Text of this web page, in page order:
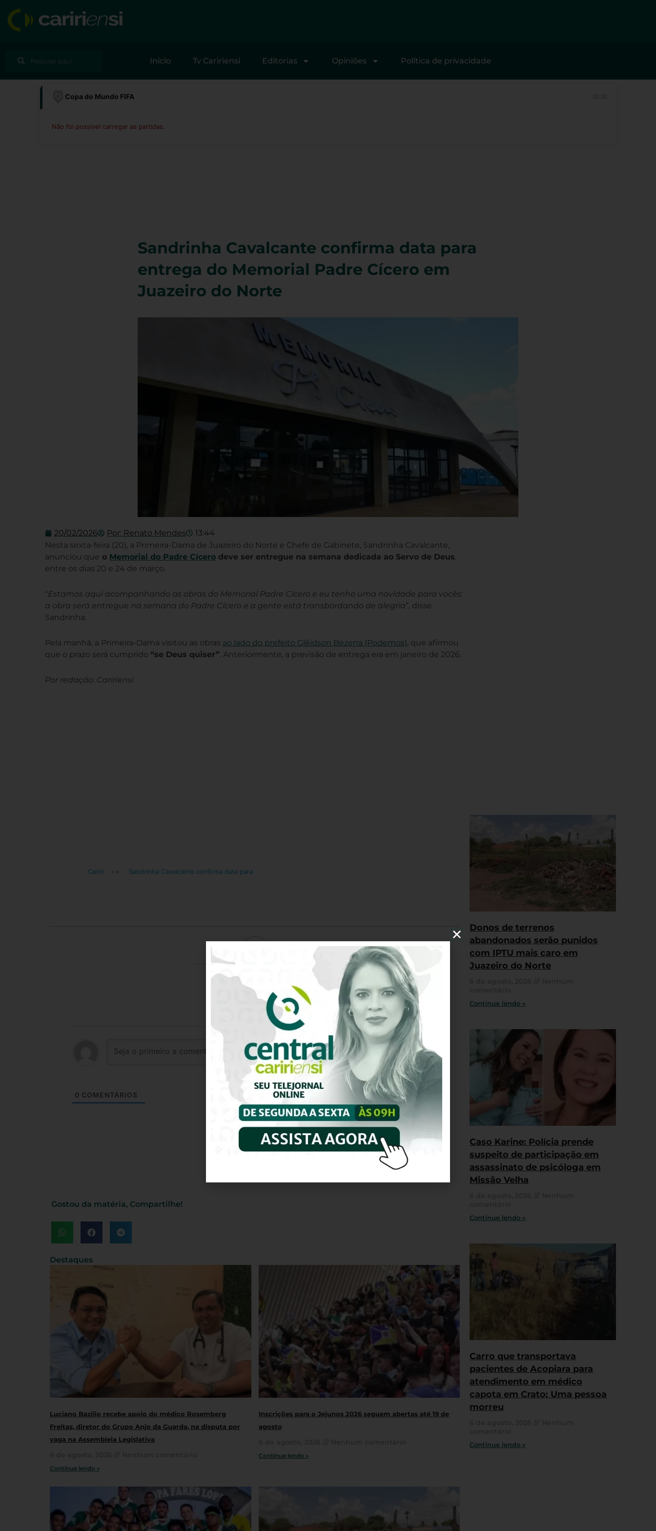
para
Pesquisar
Início Tv Caririensi Editorias Opiniões Política de privacidade
Copa do Mundo FIFA
Não foi possível carregar as partidas.
Sandrinha Cavalcante confirma data para
entrega do Memorial Padre Cícero em
Juazeiro do Norte
20/02/2026 Por: Renato Mendes
13:44
Nesta sexta-feira (20), a Primeira-Dama de Juazeiro do Norte e Chefe de Gabinete, Sandrinha Cavalcante,
anunciou que o Memorial do Padre Cícero deve ser entregue na semana dedicada ao Servo de Deus,
entre os dias 20 e 24 de março.
“Estamos aqui acompanhando as obras do Memorial Padre Cícero e eu tenho uma novidade para vocês:
a obra será entregue na semana do Padre Cícero e a gente está transbordando de alegria”, disse
Sandrinha.
Pela manhã, a Primeira-Dama visitou as obras ao lado do prefeito Glêidson Bezerra (Podemos), que afirmou
que o prazo será cumprido “se Deus quiser”. Anteriormente, a previsão de entrega era em janeiro de 2026.
Por redação: Caririensi
Cariri >> Sandrinha Cavalcante confirma data para
0 COMENTÁRIOS
Gostou da matéria, Compartilhe!
Destaques
Luciano Bazilio recebe apoio do médico Rosemberg
Freitas, diretor do Grupo Anjo da Guarda, na disputa por
vaga na Assembleia Legislativa
Continue lendo »
Inscrições para o Jejunos 2026 seguem abertas até 19 de
agosto
Continue lendo »
Donos de terrenos
abandonados serão punidos
com IPTU mais caro em
Juazeiro do Norte
Continue lendo »
Caso Karine: Polícia prende
suspeito de participação em
assassinato de psicóloga em
Missão Velha
Continue lendo »
Carro que transportava
pacientes de Acopiara para
atendimento em médico
capota em Crato; Uma pessoa
morreu
Continue lendo »